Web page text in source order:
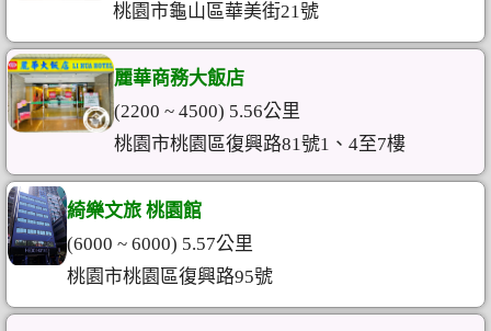
桃園市龜山區華美街21號
麗華商務大飯店
(2200 ~ 4500) 5.56公里
桃園市桃園區復興路81號1、4至7樓
綺樂文旅 桃園館
(6000 ~ 6000) 5.57公里
桃園市桃園區復興路95號